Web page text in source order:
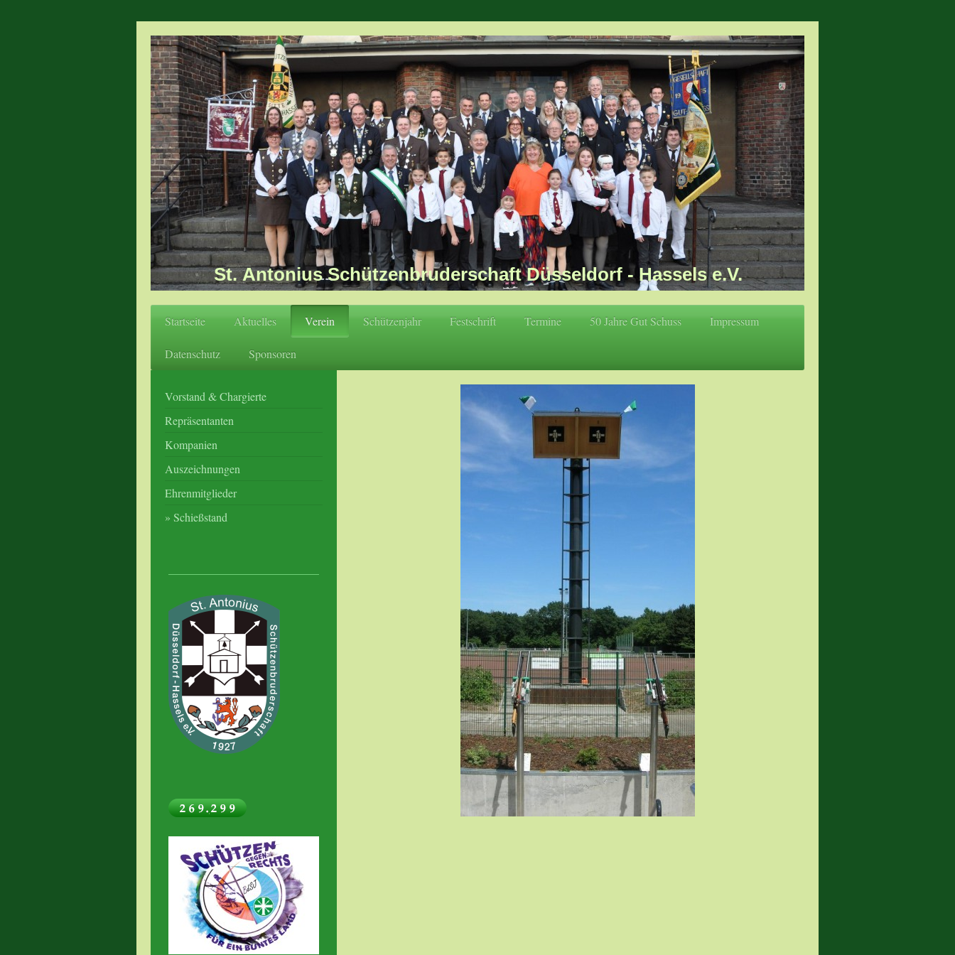
St. Antonius Schützenbruderschaft Düsseldorf - Hassels e.V.
Startseite Aktuelles Verein Schützenjahr Festschrift Termine 50 Jahre Gut Schuss Impressum
Datenschutz Sponsoren
Vorstand & Chargierte
Repräsentanten
Kompanien
Auszeichnungen
Ehrenmitglieder
Schießstand